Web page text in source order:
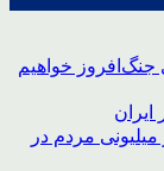
خواهیم
ایران
مردم در